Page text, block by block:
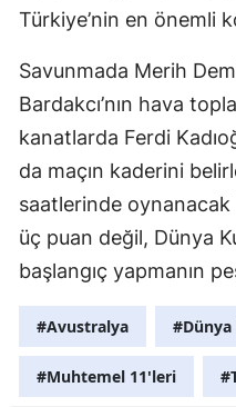
Türkiye’nin en önemli
Savunmada Merih
Bardakcı’nın hava
kanatlarda Ferdi
da maçın kaderini
saatlerinde oynanacak
üç puan değil, Dünya
başlangıç yapmanın
#Avustralya #Dünya
#Muhtemel 11'leri